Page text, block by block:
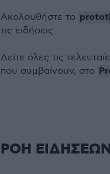
Ακολουθήστε το
τις ειδήσεις
Δείτε όλες τις
που συμβαίνουν, στο
ΡΟΗ